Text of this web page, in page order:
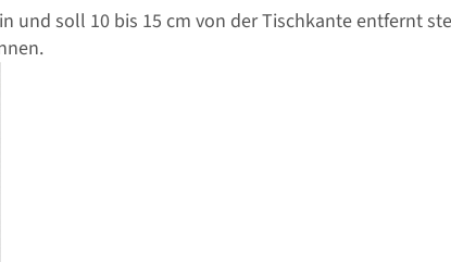
und soll 10 bis 15 cm von der Tischkante entfernt